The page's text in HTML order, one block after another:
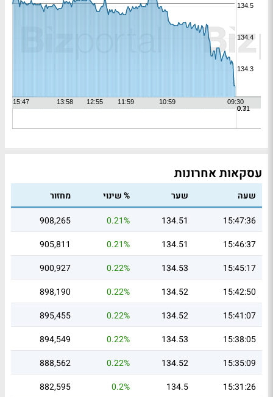
עסקאות אחרונות
שעה שער % שינוי
מחזור
15:47:36
134.51
0.21%
908,265
15:46:37
134.51
0.21%
905,811
15:45:17
134.53
0.22%
900,927
15:42:50
134.52
0.22%
898,190
15:41:07
134.52
0.22%
895,455
15:38:05
134.53
0.22%
894,549
15:35:09
134.52
0.22%
888,562
15:31:26
134.5
0.2%
882,595